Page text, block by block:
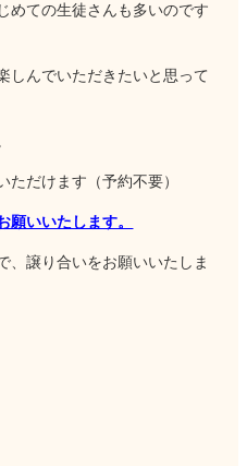
めての生徒さんも多いのです
しんでいただきたいと思って
だけます（予約不要）
願いいたします。
、譲り合いをお願いいたしま